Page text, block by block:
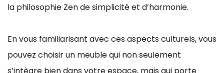
la philosophie Zen de simplicité et d’harmonie.
En vous familiarisant avec ces aspects culturels, vous
pouvez choisir un meuble qui non seulement